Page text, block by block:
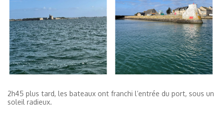
2h45 plus tard, les bateaux ont franchi l’entrée du port, sous un
soleil radieux.